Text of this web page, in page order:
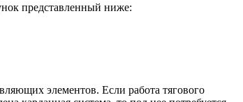
представленный ниже:
элементов. Если работа тягового